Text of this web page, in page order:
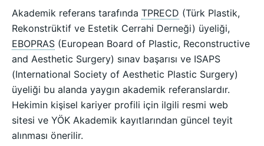
Akademik referans tarafında TPRECD (Türk Plastik,
Rekonstrüktif ve Estetik Cerrahi Derneği) üyeliği,
EBOPRAS (European Board of Plastic, Reconstructive
and Aesthetic Surgery) sınav başarısı ve ISAPS
(International Society of Aesthetic Plastic Surgery)
üyeliği bu alanda yaygın akademik referanslardır.
Hekimin kişisel kariyer profili için ilgili resmi web
sitesi ve YÖK Akademik kayıtlarından güncel teyit
alınması önerilir.